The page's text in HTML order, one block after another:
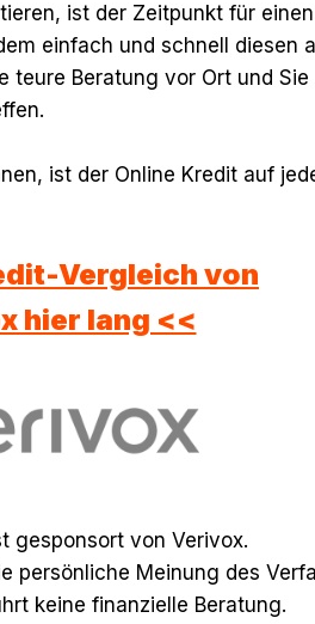
ist der Zeitpunkt für
einfach und schnell diesen
teure Beratung vor Ort und Sie
ist der Online Kredit auf
Vergleich von
hier lang <<
gesponsort von Verivox.
persönliche Meinung des
keine finanzielle Beratung.